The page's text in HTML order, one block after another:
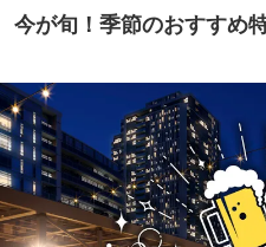
今が旬！季節のおすすめ